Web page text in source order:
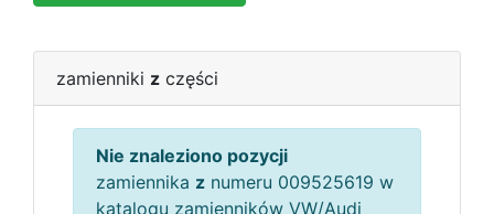
zamienniki z części
Nie znaleziono pozycji
zamiennika z numeru 009525619 w
katalogu zamienników VW/Audi